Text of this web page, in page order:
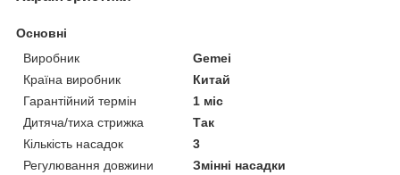
Основні
Виробник
Gemei
Країна виробник
Китай
Гарантійний термін
1 міс
Дитяча/тиха стрижка
Так
Кількість насадок
3
Регулювання довжини
Змінні насадки